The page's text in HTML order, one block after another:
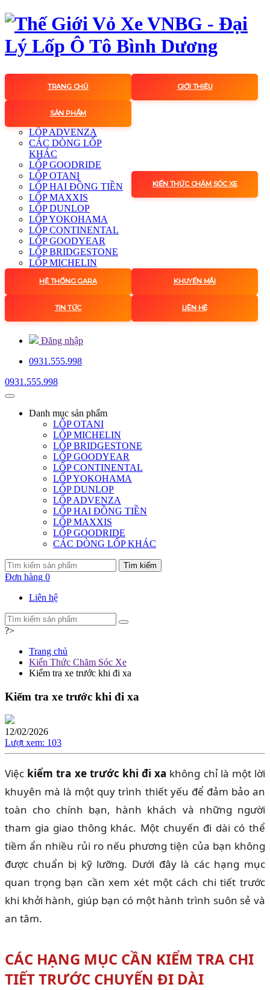
TRANG CHỦ GIỚI THIỆU
SẢN PHẨM
LỐP ADVENZA
CÁC DÒNG LỐP
KHÁC
LỐP GOODRIDE
LỐP OTANI
LỐP HAI ĐỒNG TIỀN
LỐP MAXXIS
LỐP DUNLOP
LỐP YOKOHAMA
LỐP CONTINENTAL
LỐP GOODYEAR
LỐP BRIDGESTONE
LỐP MICHELIN
KIẾN THỨC CHĂM SÓC XE
HỆ THỐNG GARA KHUYẾN MÃI
TIN TỨC LIÊN HỆ
Đăng nhập
0931.555.998
0931.555.998
Danh mục sản phẩm
LỐP OTANI
LỐP MICHELIN
LỐP BRIDGESTONE
LỐP GOODYEAR
LỐP CONTINENTAL
LỐP YOKOHAMA
LỐP DUNLOP
LỐP ADVENZA
LỐP HAI ĐỒNG TIỀN
LỐP MAXXIS
LỐP GOODRIDE
CÁC DÒNG LỐP KHÁC
Tìm kiếm
Đơn hàng 0
Liên hệ
?>
Trang chủ
Kiến Thức Chăm Sóc Xe
Kiểm tra xe trước khi đi xa
Kiểm tra xe trước khi đi xa
12/02/2026
Lượt xem: 103
Việc kiểm tra xe trước khi đi xa không chỉ là một lời
khuyên mà là một quy trình thiết yếu để đảm bảo an
toàn cho chính bạn, hành khách và những người
tham gia giao thông khác. Một chuyến đi dài có thể
tiềm ẩn nhiều rủi ro nếu phương tiện của bạn không
được chuẩn bị kỹ lưỡng. Dưới đây là các hạng mục
quan trọng bạn cần xem xét một cách chi tiết trước
khi khởi hành, giúp bạn có một hành trình suôn sẻ và
an tâm.
CÁC HẠNG MỤC CẦN KIỂM TRA CHI
TIẾT TRƯỚC CHUYẾN ĐI DÀI